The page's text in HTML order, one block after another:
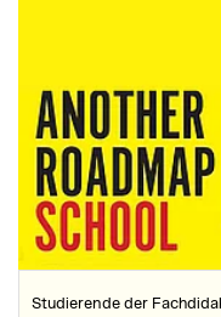
Studierende der